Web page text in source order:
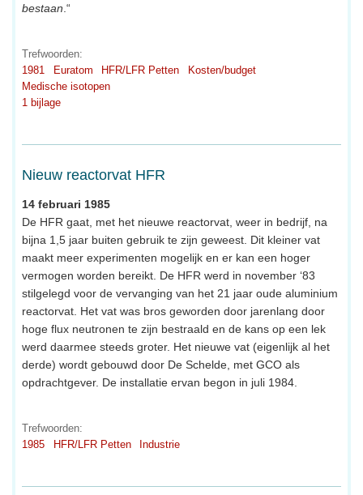
bestaan .“
Trefwoorden:
1981
Euratom HFR/LFR Petten
Kosten/budget
Medische isotopen
1 bijlage
Nieuw reactorvat HFR
14 februari 1985
De HFR gaat, met het nieuwe reactorvat, weer in bedrijf, na
bijna 1,5 jaar buiten gebruik te zijn geweest. Dit kleiner vat
maakt meer experimenten mogelijk en er kan een hoger
vermogen worden bereikt. De HFR werd in november ‘83
stilgelegd voor de vervanging van het 21 jaar oude aluminium
reactorvat. Het vat was bros geworden door jarenlang door
hoge flux neutronen te zijn bestraald en de kans op een lek
werd daarmee steeds groter. Het nieuwe vat (eigenlijk al het
derde) wordt gebouwd door De Schelde, met GCO als
opdrachtgever. De installatie ervan begon in juli 1984.
Trefwoorden:
1985
HFR/LFR Petten Industrie